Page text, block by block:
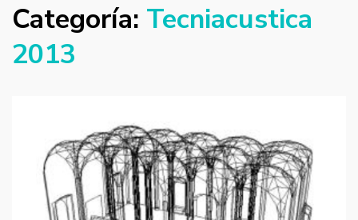
Categoría: Tecniacustica
2013